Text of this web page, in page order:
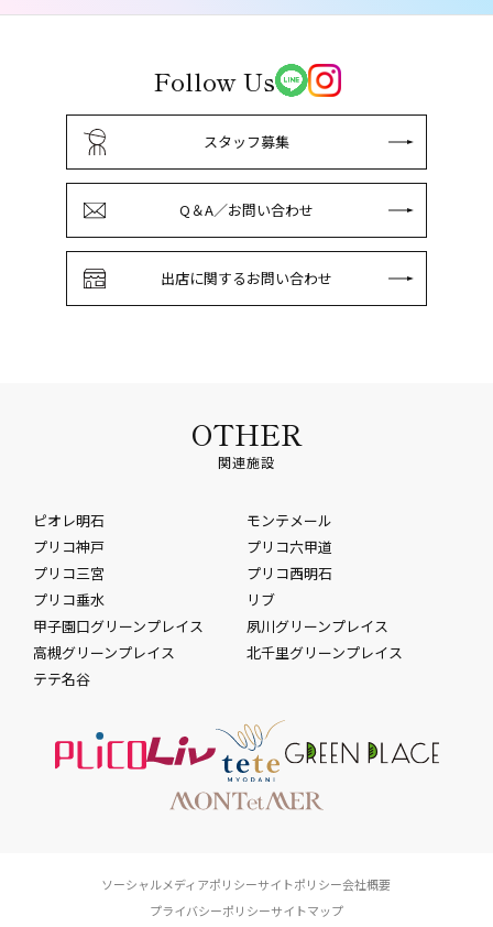
Follow Us
スタッフ募集
Q＆A／お問い合わせ
出店に関するお問い合わせ
OTHER
関連施設
ピオレ明石
モンテメール
プリコ神戸
プリコ六甲道
プリコ三宮
プリコ西明石
プリコ垂水
リブ
甲子園口グリーンプレイス
夙川グリーンプレイス
高槻グリーンプレイス
北千里グリーンプレイス
テテ名谷
ソーシャルメディアポリシーサイトポリシー会社概要
プライバシーポリシーサイトマップ